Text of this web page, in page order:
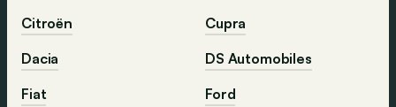
Citroën
Cupra
Dacia
DS Automobiles
Fiat
Ford